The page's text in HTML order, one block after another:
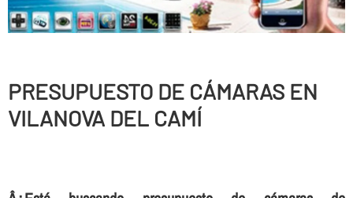
PRESUPUESTO DE CÁMARAS EN
VILANOVA DEL CAMÍ